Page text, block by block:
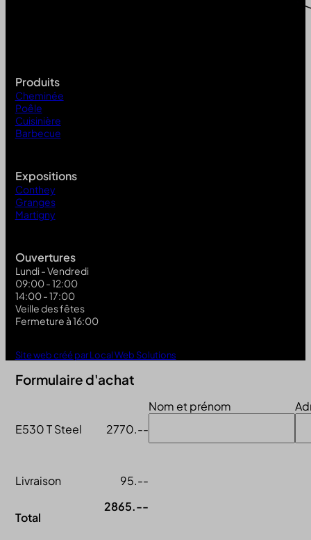
Produits
Cheminée
Poêle
Cuisinière
Barbecue
Expositions
Conthey
Granges
Martigny
Ouvertures
Lundi - Vendredi
09:00 - 12:00
14:00 - 17:00
Veille des fêtes
Fermeture à 16:00
Site web créé par Local Web Solutions
Formulaire d'achat
E530 T Steel 2770.--
Livraison 95.--
Total
2865.--
Nom et prénom